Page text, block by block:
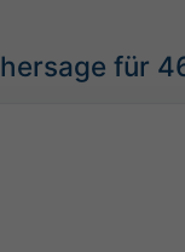
für